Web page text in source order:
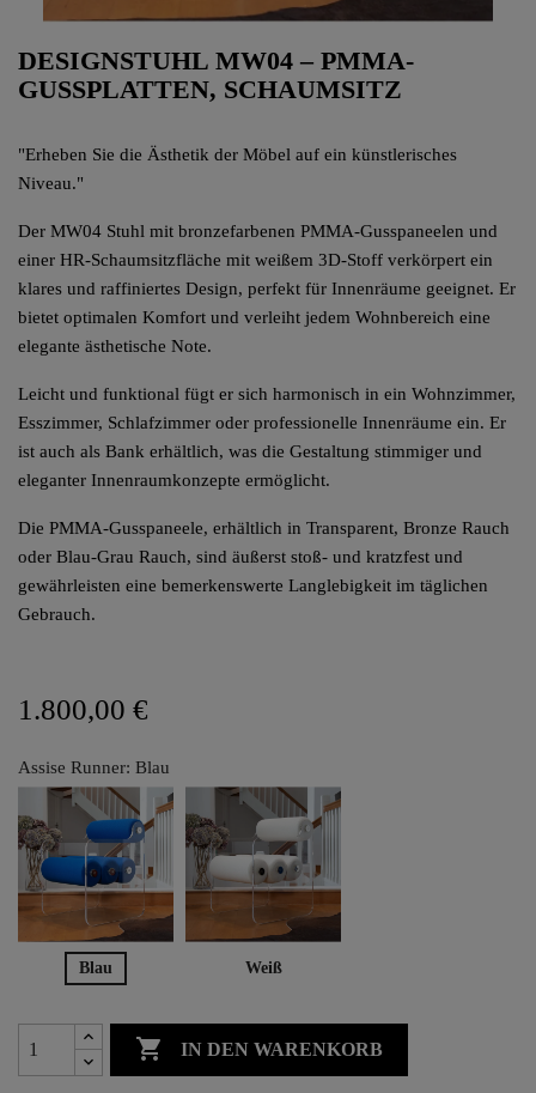
DESIGNSTUHL MW04 – PMMA-
GUSSPLATTEN, SCHAUMSITZ
"Erheben Sie die Ästhetik der Möbel auf ein künstlerisches
Niveau."
Der MW04 Stuhl mit bronzefarbenen PMMA-Gusspaneelen und
einer HR-Schaumsitzfläche mit weißem 3D-Stoff verkörpert ein
klares und raffiniertes Design, perfekt für Innenräume geeignet. Er
bietet optimalen Komfort und verleiht jedem Wohnbereich eine
elegante ästhetische Note.
Leicht und funktional fügt er sich harmonisch in ein Wohnzimmer,
Esszimmer, Schlafzimmer oder professionelle Innenräume ein. Er
ist auch als Bank erhältlich, was die Gestaltung stimmiger und
eleganter Innenraumkonzepte ermöglicht.
Die PMMA-Gusspaneele, erhältlich in Transparent, Bronze Rauch
oder Blau-Grau Rauch, sind äußerst stoß- und kratzfest und
gewährleisten eine bemerkenswerte Langlebigkeit im täglichen
Gebrauch.
1.800,00 €
Assise Runner: Blau
Blau Weiß
 IN DEN WARENKORB